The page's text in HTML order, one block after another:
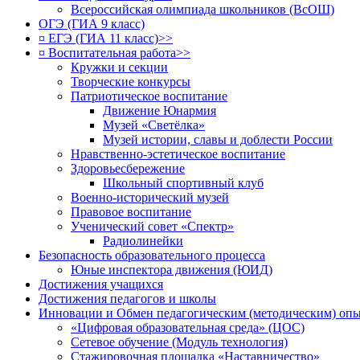
Всероссийская олимпиада школьников (ВсОШ)
ОГЭ (ГИА 9 класс)
¤ ЕГЭ (ГИА 11 класс)>>
¤ Воспитательная работа>>
Кружки и секции
Творческие конкурсы
Патриотическое воспитание
Движение Юнармия
Музей «Светёлка»
Музей истории, славы и доблести России
Нравственно-эстетическое воспитание
Здоровьесбережение
Школьный спортивный клуб
Военно-исторический музей
Правовое воспитание
Ученический совет «Спектр»
Радиолинейки
Безопасность образовательного процесса
Юные инспектора движения (ЮИД)
Достижения учащихся
Достижения педагогов и школы
Инновации и Обмен педагогическим (методическим)
«Цифровая образовательная среда» (ЦОС)
Сетевое обучение (Модуль технология)
Стажировочная площадка «Наставничество»